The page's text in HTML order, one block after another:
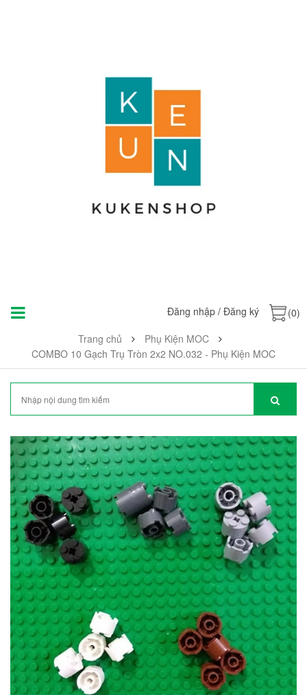
Đăng nhập / Đăng ký
(0)
Trang chủ
Phụ Kiện MOC
COMBO 10 Gạch Trụ Tròn 2x2 NO.032 - Phụ Kiện MOC